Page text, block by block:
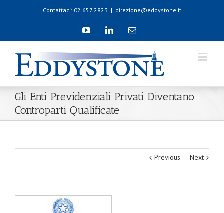
Contattaci: 02 657 2823 | direzione@eddystone.it
Gli Enti Previdenziali Privati Diventano
Controparti Qualificate
Previous Next